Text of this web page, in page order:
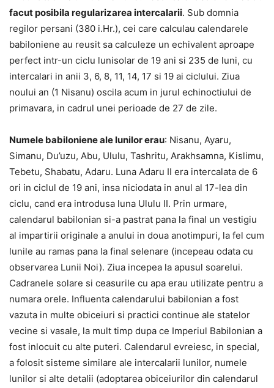
facut posibila regularizarea intercalarii. Sub domnia
regilor persani (380 i.Hr.), cei care calculau calendarele
babiloniene au reusit sa calculeze un echivalent aproape
perfect intr-un ciclu lunisolar de 19 ani si 235 de luni, cu
intercalari in anii 3, 6, 8, 11, 14, 17 si 19 ai ciclului. Ziua
noului an (1 Nisanu) oscila acum in jurul echinoctiului de
primavara, in cadrul unei perioade de 27 de zile.
Numele babiloniene ale lunilor erau: Nisanu, Ayaru,
Simanu, Du’uzu, Abu, Ululu, Tashritu, Arakhsamna, Kislimu,
Tebetu, Shabatu, Adaru. Luna Adaru II era intercalata de 6
ori in ciclul de 19 ani, insa niciodata in anul al 17-lea din
ciclu, cand era introdusa luna Ululu II. Prin urmare,
calendarul babilonian si-a pastrat pana la final un vestigiu
al impartirii originale a anului in doua anotimpuri, la fel cum
lunile au ramas pana la final selenare (incepeau odata cu
observarea Lunii Noi). Ziua incepea la apusul soarelui.
Cadranele solare si ceasurile cu apa erau utilizate pentru a
numara orele. Influenta calendarului babilonian a fost
vazuta in multe obiceiuri si practici continue ale statelor
vecine si vasale, la mult timp dupa ce Imperiul Babilonian a
fost inlocuit cu alte puteri. Calendarul evreiesc, in special,
a folosit sisteme similare ale intercalarii lunilor, numele
lunilor si alte detalii (adoptarea obiceiurilor din calendarul